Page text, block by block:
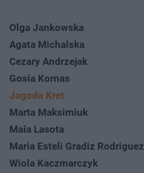
Olga Jankowska
Agata Michalska
Cezary Andrzejak
Gosia Kornas
Jagoda Kret
Marta Maksimiuk
Maia Lasota
Maria Esteli Gradiz Rodriguez
Wiola Kaczmarczyk